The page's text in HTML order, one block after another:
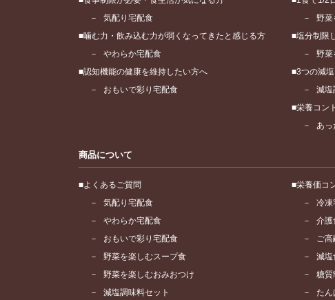
気配り宅配食
噛む力・飲み込む力が弱くなってきたと感じる方
やわらか宅配食
認知機能の健康を維持したい方へ
おもいで彩り宅配食
野菜
塩分制限
野菜
3つの減
減塩
栄養コン
あっ
商品について
よくあるご質問
気配り宅配食
やわらか宅配食
おもいで彩り宅配食
野菜を楽しむスープ食
野菜を楽しむおみおつけ
減塩調味料セット
栄養価コ
冷凍
介護
ご高
減塩
糖質
たん